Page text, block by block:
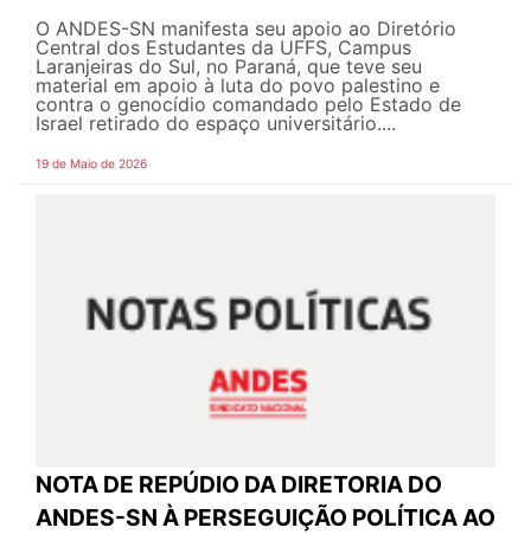
O ANDES-SN manifesta seu apoio ao Diretório
Central dos Estudantes da UFFS, Campus
Laranjeiras do Sul, no Paraná, que teve seu
material em apoio à luta do povo palestino e
contra o genocídio comandado pelo Estado de
Israel retirado do espaço universitário....
19 de Maio de 2026
NOTA DE REPÚDIO DA DIRETORIA DO
ANDES-SN À PERSEGUIÇÃO POLÍTICA AO